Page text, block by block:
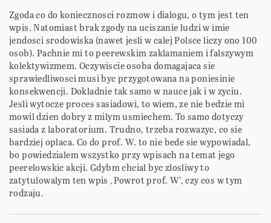
Zgoda co do koniecznosci rozmow i dialogu, o tym jest ten
wpis. Natomiast brak zgody na uciszanie ludzi w imie
jendosci srodowiska (nawet jesli w calej Polsce liczy ono 100
osob). Pachnie mi to peerewskim zaklamaniem i falszywym
kolektywizmem. Oczywiscie osoba domagajaca sie
sprawiedliwosci musi byc przygotowana na poniesinie
konsekwencji. Dokladnie tak samo w nauce jak i w zyciu.
Jesli wytocze proces sasiadowi, to wiem, ze nie bedzie mi
mowil dzien dobry z milym usmiechem. To samo dotyczy
sasiada z laboratorium. Trudno, trzeba rozwazyc, co sie
bardziej oplaca. Co do prof. W. to nie bede sie wypowiadal,
bo powiedzialem wszystko przy wpisach na temat jego
peerelowskic akcji. Gdybm chcial byc zlosliwy to
zatytulowalym ten wpis ‚Powrot prof. W’, czy cos w tym
rodzaju.